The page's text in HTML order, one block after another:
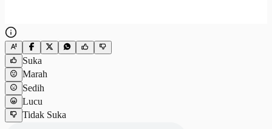
Suka
Marah
Sedih
Lucu
Tidak Suka